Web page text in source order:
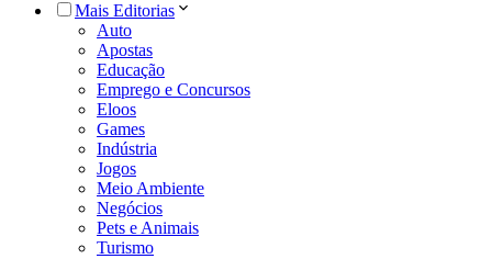
Mais Editorias
Auto
Apostas
Educação
Emprego e Concursos
Eloos
Games
Indústria
Jogos
Meio Ambiente
Negócios
Pets e Animais
Turismo